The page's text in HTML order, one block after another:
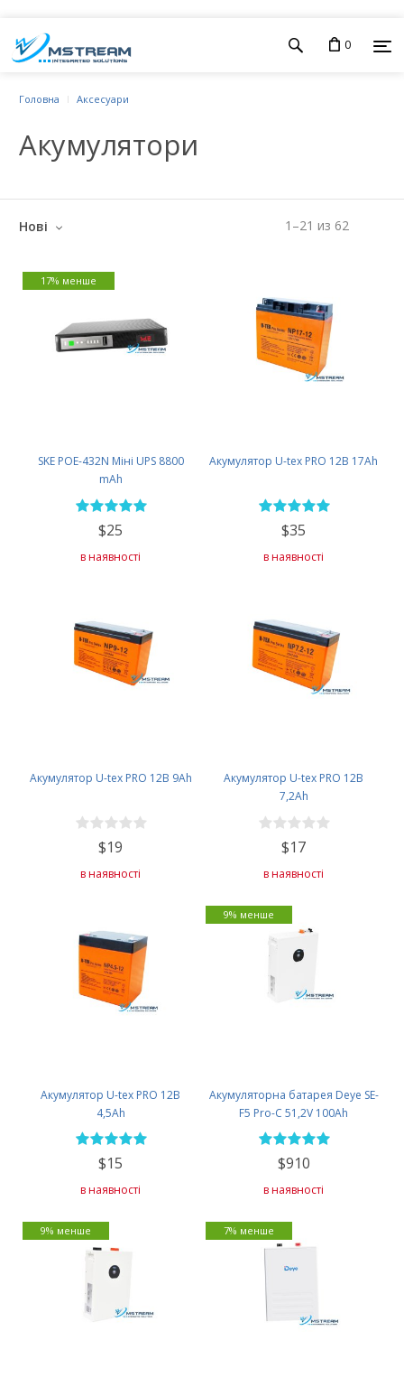
0
Головна Аксесуари
Акумулятори
1 –21 из 62
Нові
SKE POE-432N Міні UPS 8800
mAh
$25
в наявності
17% менше
Акумулятор U-tex PRO 12В 17Ah
$35
в наявності
Акумулятор U-tex PRO 12В 9Ah
$19
в наявності
Акумулятор U-tex PRO 12В
7,2Ah
$17
в наявності
Акумулятор U-tex PRO 12В
4,5Ah
$15
в наявності
Акумуляторна батарея Deye SE-
F5 Pro-С 51,2V 100Ah
$910
в наявності
9% менше
9% менше 7% менше